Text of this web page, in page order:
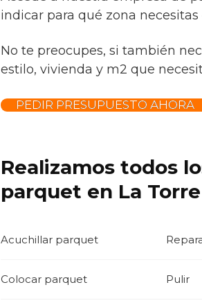
indicar para qué zona
No te preocupes, si también
estilo, vivienda y m2 que
PEDIR PRESUPUESTO AHORA
Realizamos todos
parquet en La
Acuchillar parquet
Colocar parquet Pulir